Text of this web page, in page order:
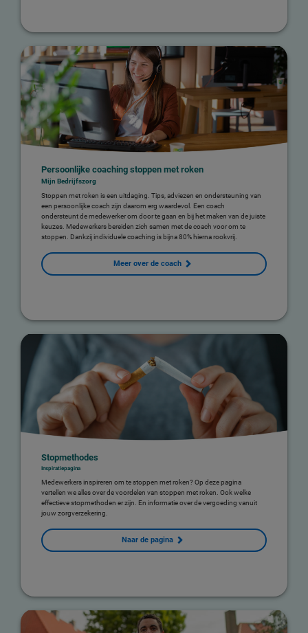
Persoonlijke coaching stoppen met roken
Mijn Bedrijfszorg
Stoppen met roken is een uitdaging. Tips, adviezen en ondersteuning van
een persoonlijke coach zijn daarom erg waardevol. Een coach
ondersteuntde medewerker om door te gaan en bij het maken van de juiste
keuzes. Medewerkers bereiden zich samen met de coach voor om te
stoppen. Dankzij individuele coaching is bijna 80% hierna rookvrij.
Meer over de coach
Stopmethodes
Inspiratiepagina
Medewerkers inspireren om te stoppen met roken? Op deze pagina
vertellen we alles over de voordelen van stoppen met roken. Ook welke
effectieve stopmethoden er zijn. En informatie over de vergoeding vanuit
jouw zorgverzekering.
Naar de pagina